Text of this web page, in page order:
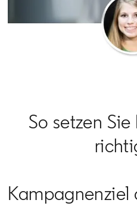
So setzen
Kampagnenziel